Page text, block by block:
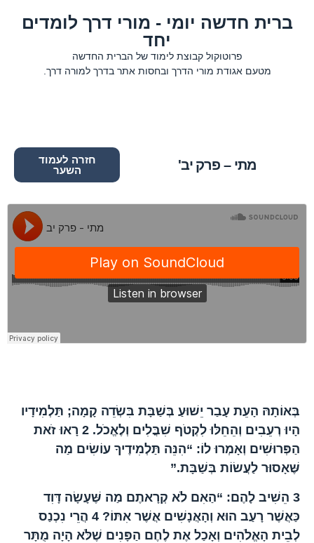
ברית חדשה יומי - מורי דרך לומדים
יחד
פרוטוקול קבוצת לימוד של הברית החדשה
מטעם אגודת מורי הדרך ובחסות אתר בדרך למורה דרך.
מתי – פרק יב'
חזרה לעמוד
השער
בְּאוֹתָהּ הָעֵת עָבַר יֵשׁוּעַ בְּשַׁבָּת בִּשְׂדֵה קָמָה; תַּלְמִידָיו
הָיוּ רְעֵבִים וְהֵחֵלּוּ לִקְטֹף שִׁבֳּלִים וְלֶאֱכֹל. 2 רָאוּ זֹאת
הַפְּרוּשִׁים וְאָמְרוּ לוֹ: “הִנֵּה תַּלְמִידֶיךָ עוֹשִׂים מַה
שֶּׁאָסוּר לַעֲשׂוֹת בְּשַׁבָּת.”
3 הֵשִׁיב לָהֶם: “הַאִם לֹא קְרָאתֶם מַה שֶּׁעָשָׂה דָּוִד
כַּאֲשֶׁר רָעַב הוּא וְהָאֲנָשִׁים אֲשֶׁר אִתּוֹ? 4 הֲרֵי נִכְנַס
לְבֵית הָאֱלֹהִים וְאָכַל אֶת לֶחֶם הַפָּנִים שֶׁלֹּא הָיָה מֻתָּר